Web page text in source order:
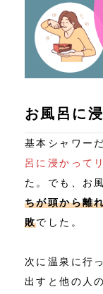
お風呂に
基本シャワー
呂に浸かって
た。でも、お
ちが頭から離
敗でした。
次に温泉に行
出すと他の人